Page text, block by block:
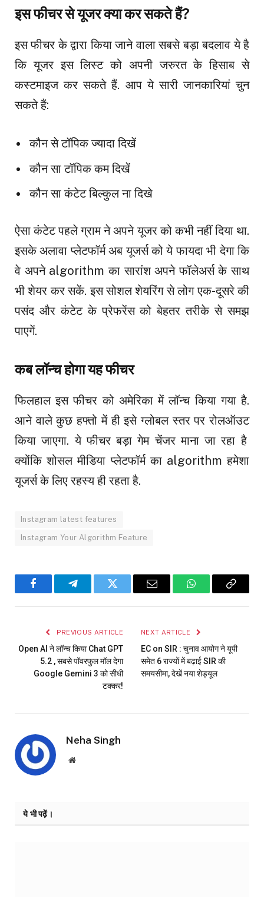
इसफीचरसेयूजरक्या कर सकते हैं?
इसफीचर के द्वारा किया जाने वाला सबसे बड़ा बदलाव ये है
कियूजरइसलिस्टको अपनीजरुरतके हिसाब से
कस्टमाइजकर सकते हैं. आप ये सारी जानकारियां चुन
सकते हैं:
कौन सेटॉपिकज्यादा दिखें
कौन साटॉपिककम दिखें
कौन साकंटेटबिल्कुल ना दिखे
ऐसाकंटेटपहले ग्राम ने अपनेयूजरको कभी नहीं दिया था.
इसके अलावाप्लेटफॉर्मअबयूजर्सको ये फायदा भी देगा कि
वे अपने algorithm का सारांश अपनेफॉलेअर्सके साथ
भी शेयर कर सकें. इससोशल शेयरिंगसे लोग एक-दूसरे की
पसंद औरकंटेटकेप्रेफरेंसको बेहतर तरीके से समझ
पाएगें.
कबलॉन्चहोगा यहफीचर
फिलहाल इसफीचर को अमेरिका मेंलॉन्चकिया गया है.
आने वाले कुछहफ्तो में ही इसेग्लोबलस्तर पररोलऑउट
किया जाएगा. येफीचरबड़ा गेमचेंजरमाना जा रहा है
क्योंकिशोसलमीडियाप्लेटफॉर्मका algorithmहमेशा
यूजर्स के लिए रहस्य ही रहता है.
Instagram latest features
Instagram Your Algorithm Feature
FacebookTelegramTwitter Email WhatsAppCopy
PREVIOUS ARTICLE
Open AI ने लॉन्च किया Chat GPT
5.2 , सबसे पॉवरफुल मॉल देगा
Google Gemini 3 को सीधी
टक्कर!
NEXT ARTICLE
EC on SIR : चुनाव आयोग ने यूपी
समेत 6 राज्यों में बढ़ाई SIR की
समयसीमा, देखें नया शेड्यूल
Neha Singh
Website
ये भी पढ़ें।